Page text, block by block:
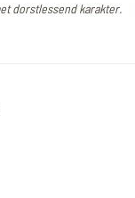
dorstlessend karakter.